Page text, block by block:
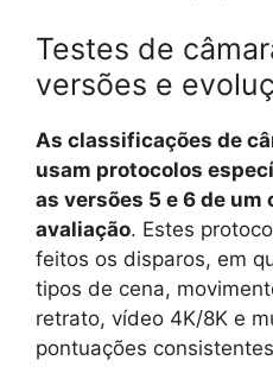
Testes de
versões e
As classificações de
usam protocolos
as versões 5 e 6 de
avaliação. Estes
feitos os disparos, em
tipos de cena,
retrato, vídeo 4K/8K e
pontuações